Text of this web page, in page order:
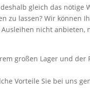
gleich das nötige
zu lassen? Wir können
nicht anbieten,
großen Lager und der
Vorteile Sie bei uns